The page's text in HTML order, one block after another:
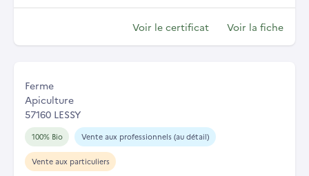
Voir le certificat Voir la fiche
Ferme
Apiculture
57160 LESSY
100% Bio Vente aux professionnels (au détail)
Vente aux particuliers